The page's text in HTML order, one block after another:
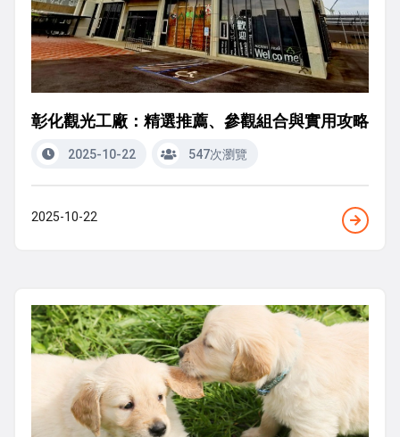
彰化觀光工廠：精選推薦、參觀組合與實用攻略
2025-10-22 547次瀏覽
2025-10-22